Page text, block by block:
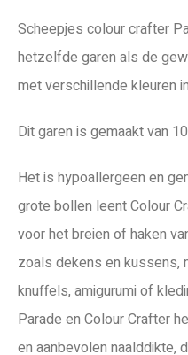
Scheepjes colour crafter
hetzelfde garen als de
met verschillende kleuren
Dit garen is gemaakt van
Het is hypoallergeen en
grote bollen leent Colour
voor het breien of haken
zoals dekens en kussens,
knuffels, amigurumi of
Parade en Colour Crafter
en aanbevolen naalddikte,